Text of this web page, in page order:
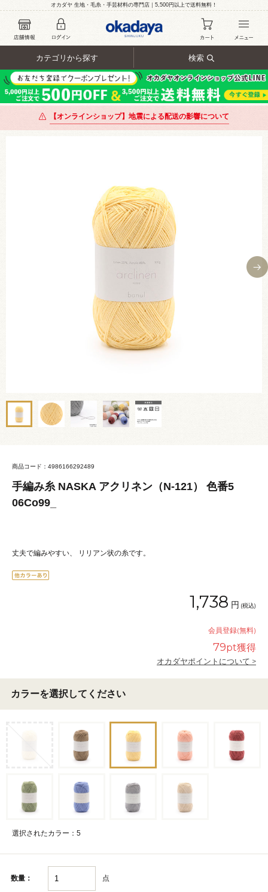
オカダヤ 生地・毛糸・手芸材料の専門店｜5,500円以上で送料無料！
カテゴリから探す 検索
【オンラインショップ】地震による配送の影響について
商品コード：4986166292489
手編み糸 NASKA アクリネン（N-121） 色番5
06Co99_
丈夫で編みやすい、 リリアン状の糸です。
1,738 円 (税込)
会員登録(無料)
79pt獲得
オカダヤポイントについて >
カラーを選択してください
選択されたカラー：5
数量： 点